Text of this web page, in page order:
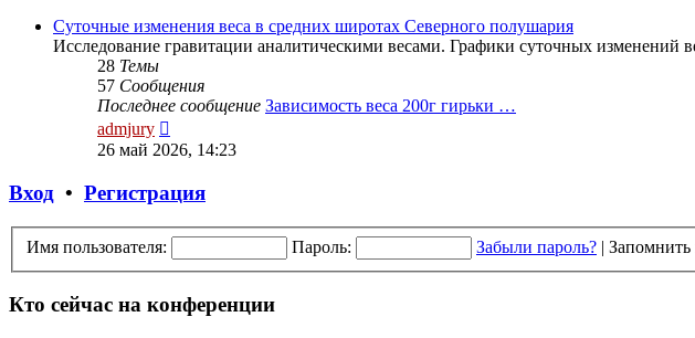
Суточные изменения веса в средних широтах Северного полушария
Исследование гравитации аналитическими весами. Графики суточных изменений
28 Темы
57 Сообщения
Последнее сообщение Зависимость веса 200г гирьки …
admjury
к
26 май 2026, 14:23
Вход • Регистрация
Имя пользователя: Пароль: Забыли пароль? | Запомнить
Кто сейчас на конференции